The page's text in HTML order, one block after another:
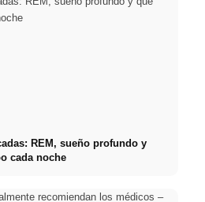
REM, sueño profundo y
cada noche